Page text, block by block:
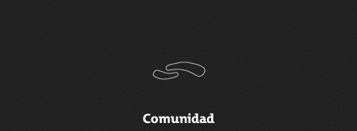
Comunidad